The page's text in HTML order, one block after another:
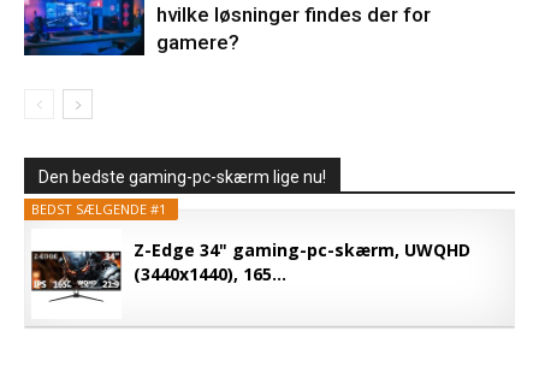
hvilke løsninger findes der for
gamere?
Den bedste gaming-pc-skærm lige nu!
BEDST SÆLGENDE #1
Z-Edge 34" gaming-pc-skærm, UWQHD
(3440x1440), 165...